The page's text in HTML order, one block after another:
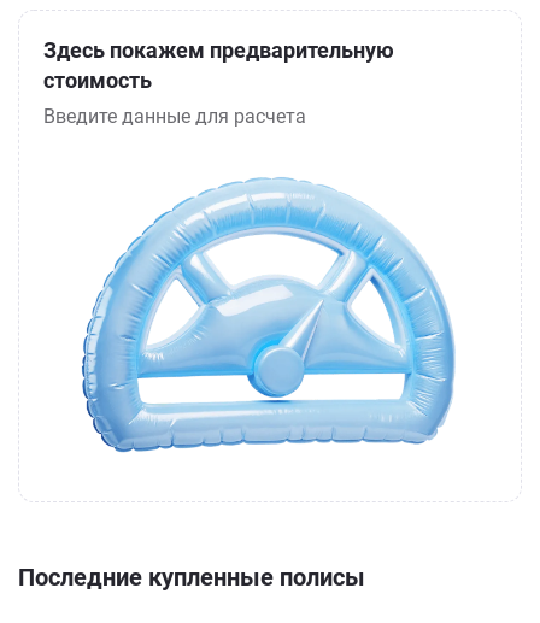
Здесь покажем предварительную
стоимость
Введите данные для расчета
Последние купленные полисы